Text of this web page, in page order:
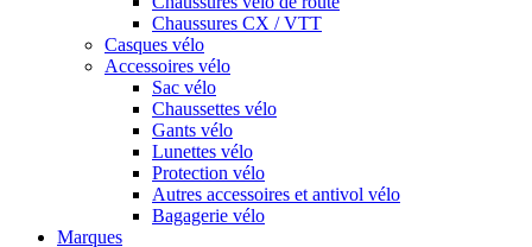
Chaussures CX / VTT
Casques vélo
Accessoires vélo
Sac vélo
Chaussettes vélo
Gants vélo
Lunettes vélo
Protection vélo
Autres accessoires et antivol vélo
Bagagerie vélo
Marques